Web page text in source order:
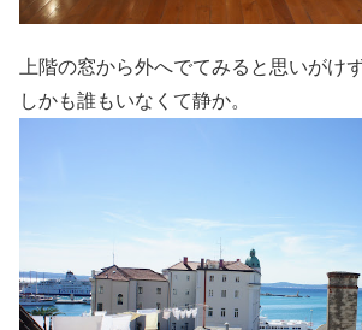
上階の窓から外へでてみると思いが
しかも誰もいなくて静か。